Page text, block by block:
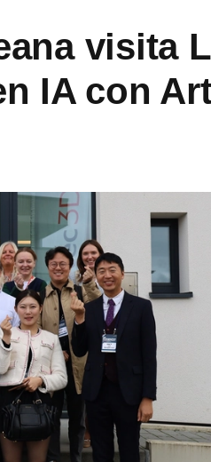
visita
IA con